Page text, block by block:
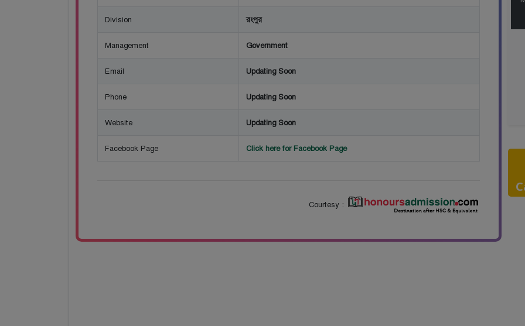
Division রংপুর
Management Government
Email Updating Soon
Phone Updating Soon
Website Updating Soon
Facebook Page Click here for Facebook Page
Courtesy :